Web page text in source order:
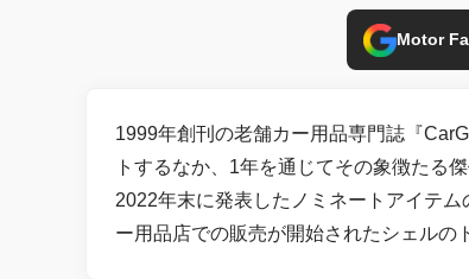
Motor
1999年創刊の老舗カー用品専門誌『
トするなか、1年を通じてその象徴たる
2022年末に発表したノミネートアイテ
ー用品店での販売が開始されたシェル